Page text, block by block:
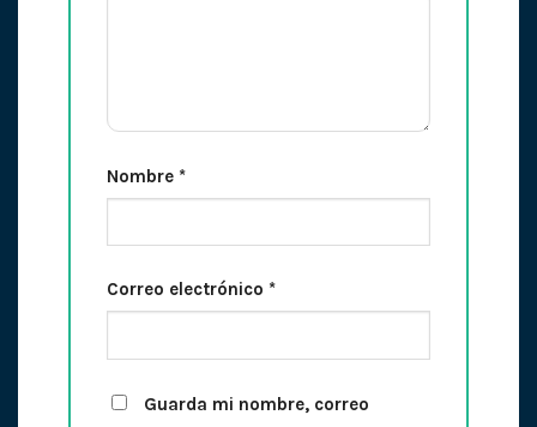
Nombre *
Correo electrónico *
Guarda mi nombre, correo